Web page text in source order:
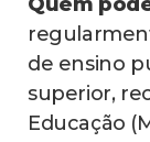
de ensino
superior,
Educação